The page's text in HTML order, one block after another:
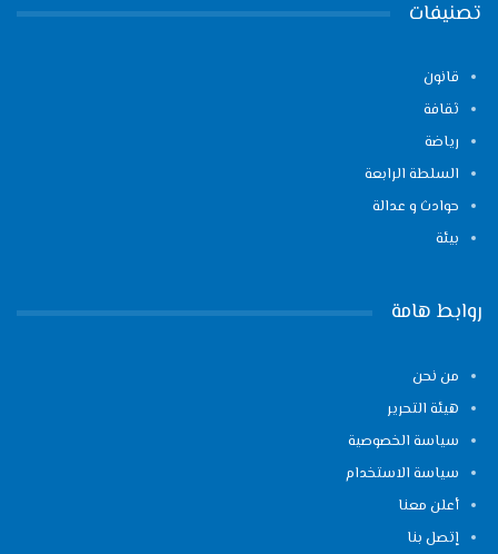
تصنيفات
قانون
ثقافة
رياضة
السلطة الرابعة
حوادث و عدالة
بيئة
روابط هامة
من نحن
هيئة التحرير
سياسة الخصوصية
سياسة الاستخدام
أعلن معنا
إتصل بنا